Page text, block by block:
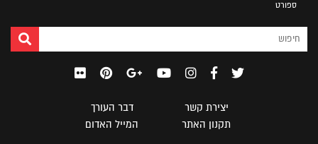
ספורט
יצירת קשר
דבר העורך
תקנון האתר
המייל האדום